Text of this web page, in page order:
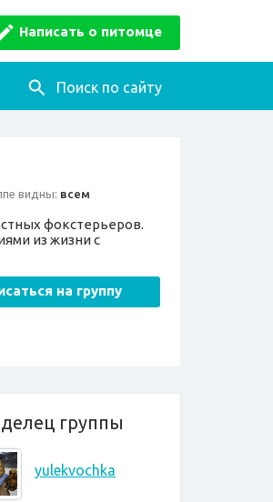
Написать о питомце
Поиск по сайту
видны: всем
фокстерьеров.
из жизни с
на группу
группы
yulekvochka